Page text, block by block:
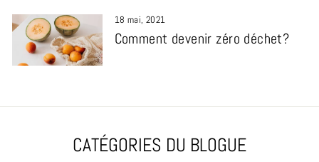
18 mai, 2021
Comment devenir zéro déchet?
CATÉGORIES DU BLOGUE